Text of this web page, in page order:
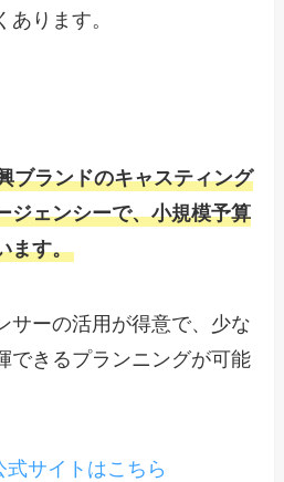
ります。
ブランドのキャスティング
ジェンシーで、小規模予算
ます。
サーの活用が得意で、少な
できるプランニングが可能
式サイトはこちら